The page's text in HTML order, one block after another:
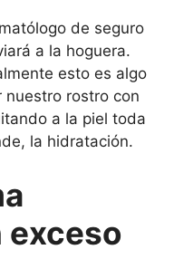
de seguro
a la hoguera.
esto es algo
nuestro rostro con
a la piel toda
la hidratación.
exceso